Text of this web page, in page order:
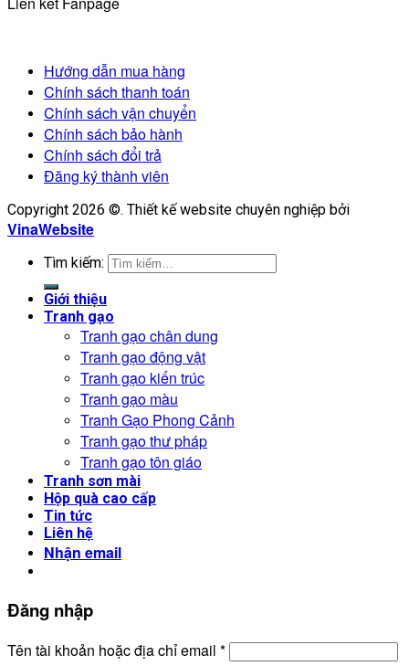
Hướng dẫn mua hàng
Chính sách thanh toán
Chính sách vận chuyển
Chính sách bảo hành
Chính sách đổi trả
Đăng ký thành viên
Copyright 2026 ©. Thiết kế website chuyên nghiệp bởi
VinaWebsite
Tìm kiếm:
Giới thiệu
Tranh gạo
Tranh gạo chân dung
Tranh gạo động vật
Tranh gạo kiến trúc
Tranh gạo màu
Tranh Gạo Phong Cảnh
Tranh gạo thư pháp
Tranh gạo tôn giáo
Tranh sơn mài
Hộp quà cao cấp
Tin tức
Liên hệ
Nhận email
Đăng nhập
Tên tài khoản hoặc địa chỉ email *